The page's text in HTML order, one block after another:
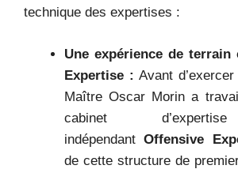
technique des expertises :
Une expérience de terrain
Expertise : Avant
Maître Oscar Morin a
cabinet
indépendantOffensive
de cette structure de